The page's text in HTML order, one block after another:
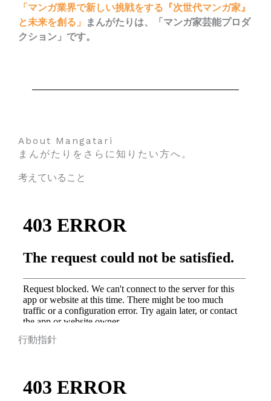
「マンガ業界で新しい挑戦をする『次世代マンガ家』
と未来を創る」
まんがたりは、「マンガ家芸能プロダ
クション」です。
About Mangatari
まんがたりをさらに知りたい方へ。
考えていること
行動指針